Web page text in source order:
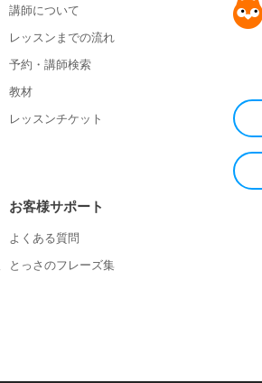
講師について
レッスンまでの流れ
予約・講師検索
教材
レッスンチケット
お客様サポート
よくある質問
とっさのフレーズ集